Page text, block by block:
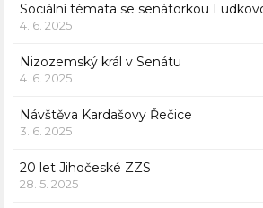
Sociální témata se senátorkou
4. 6. 2025
Nizozemský král v Senátu
4. 6. 2025
Návštěva Kardašovy Řečice
3. 6. 2025
20 let Jihočeské ZZS
28. 5. 2025